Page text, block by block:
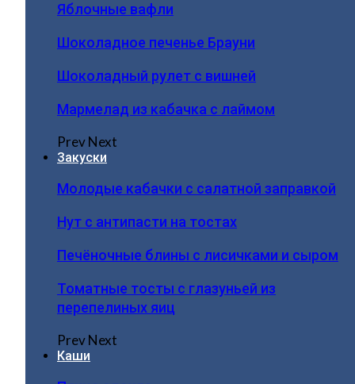
Яблочные вафли
Шоколадное печенье Брауни
Шоколадный рулет с вишней
Мармелад из кабачка с лаймом
PrevNext
Закуски
Молодые кабачки с салатной заправкой
Нут с антипасти на тостах
Печёночные блины с лисичками и сыром
Томатные тосты с глазуньей из
перепелиных яиц
PrevNext
Каши